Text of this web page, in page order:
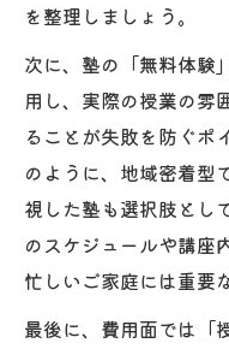
中学生の成績
学年別に考
法
個別指導が
ト
塾の学習習
塾の夏期講習で
塾夏期講習の
秘訣
を整理しましょう。
次に、塾の「無料体験
用し、実際の授業の雰
ることが失敗を防ぐポ
のように、地域密着型
視した塾も選択肢とし
のスケジュールや講座
忙しいご家庭には重要
最後に、費用面では「